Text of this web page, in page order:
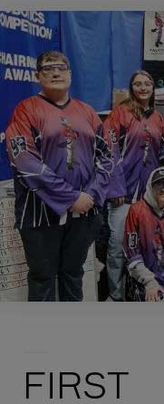
FIRST